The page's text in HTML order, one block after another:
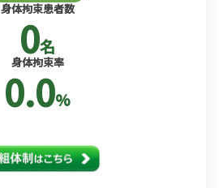
身体拘束患者数
0名
身体拘束率
0.0%